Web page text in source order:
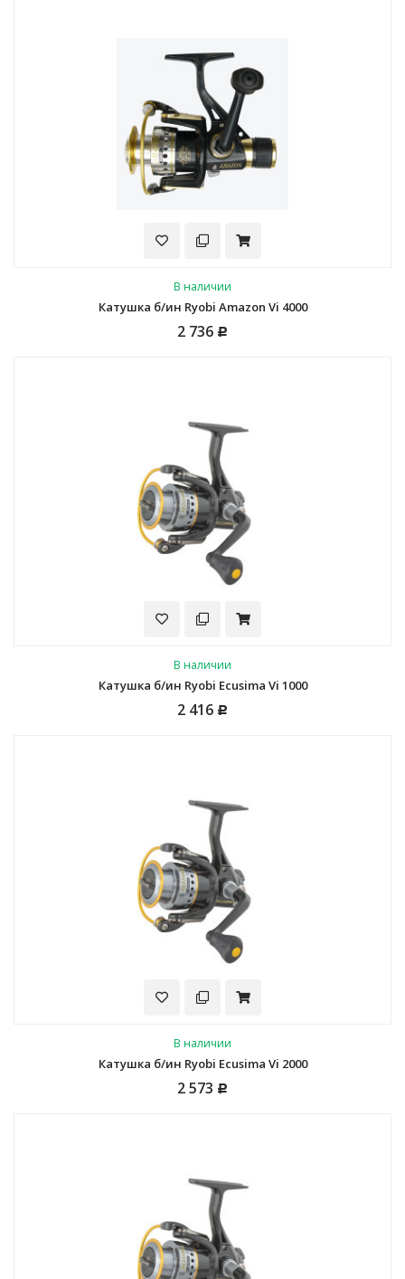
В наличии
Катушка б/ин Ryobi Amazon Vi 4000
2 736 Р
В наличии
Катушка б/ин Ryobi Ecusima Vi 1000
2 416 Р
В наличии
Катушка б/ин Ryobi Ecusima Vi 2000
2 573 Р